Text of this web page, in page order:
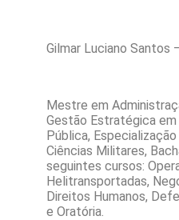
Gilmar Luciano Santos
Mestre em
Gestão Estratégica em
Pública,
Ciências Militares,
seguintes cursos:
Helitransportadas,
Direitos Humanos,
e Oratória.